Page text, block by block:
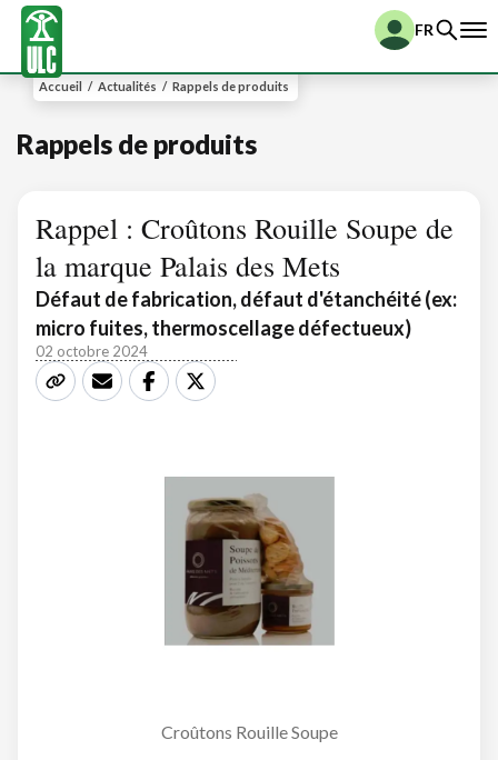
FR
Accueil / Actualités / Rappels de produits
Rappels de produits
Rappel : Croûtons Rouille Soupe de
la marque Palais des Mets
Défaut de fabrication, défaut d'étanchéité (ex:
micro fuites, thermoscellage défectueux)
02 octobre 2024
Croûtons Rouille Soupe